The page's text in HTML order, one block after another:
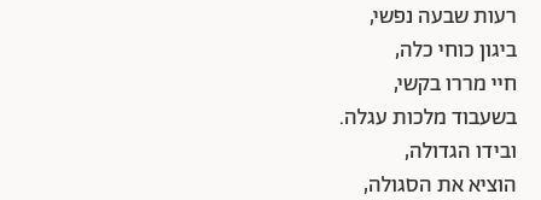
רעות שבעה נפשי,
ביגון כוחי כלה,
חיי מררו בקשי,
בשעבוד מלכות עגלה.
ובידו הגדולה,
הוציא את הסגולה,